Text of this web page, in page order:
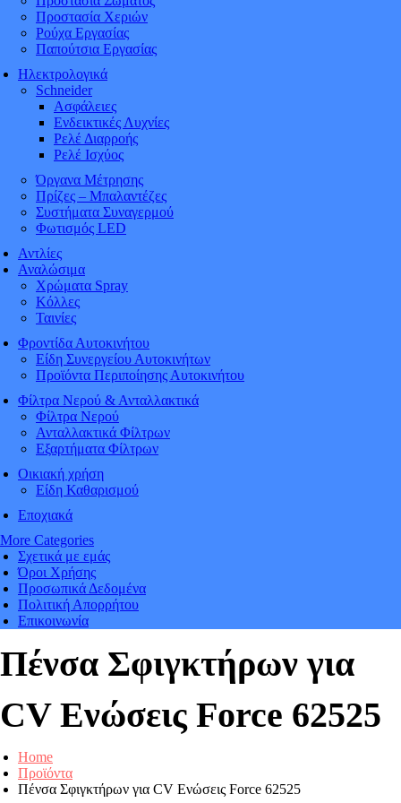
Προστασία Χεριών
Ρούχα Εργασίας
Παπούτσια Εργασίας
Ηλεκτρολογικά
Schneider
Ασφάλειες
Ενδεικτικές Λυχνίες
Ρελέ Διαρροής
Ρελέ Ισχύος
Όργανα Μέτρησης
Πρίζες – Μπαλαντέζες
Συστήματα Συναγερμού
Φωτισμός LED
Αντλίες
Αναλώσιμα
Χρώματα Spray
Κόλλες
Ταινίες
Φροντίδα Αυτοκινήτου
Είδη Συνεργείου Αυτοκινήτων
Προϊόντα Περιποίησης Αυτοκινήτου
Φίλτρα Νερού & Ανταλλακτικά
Φίλτρα Νερού
Ανταλλακτικά Φίλτρων
Εξαρτήματα Φίλτρων
Οικιακή χρήση
Είδη Καθαρισμού
Εποχιακά
More Categories
Σχετικά με εμάς
Όροι Χρήσης
Προσωπικά Δεδομένα
Πολιτική Απορρήτου
Επικοινωνία
Πένσα Σφιγκτήρων για
CV Ενώσεις Force 62525
Home
Προϊόντα
Πένσα Σφιγκτήρων για CV Ενώσεις Force 62525